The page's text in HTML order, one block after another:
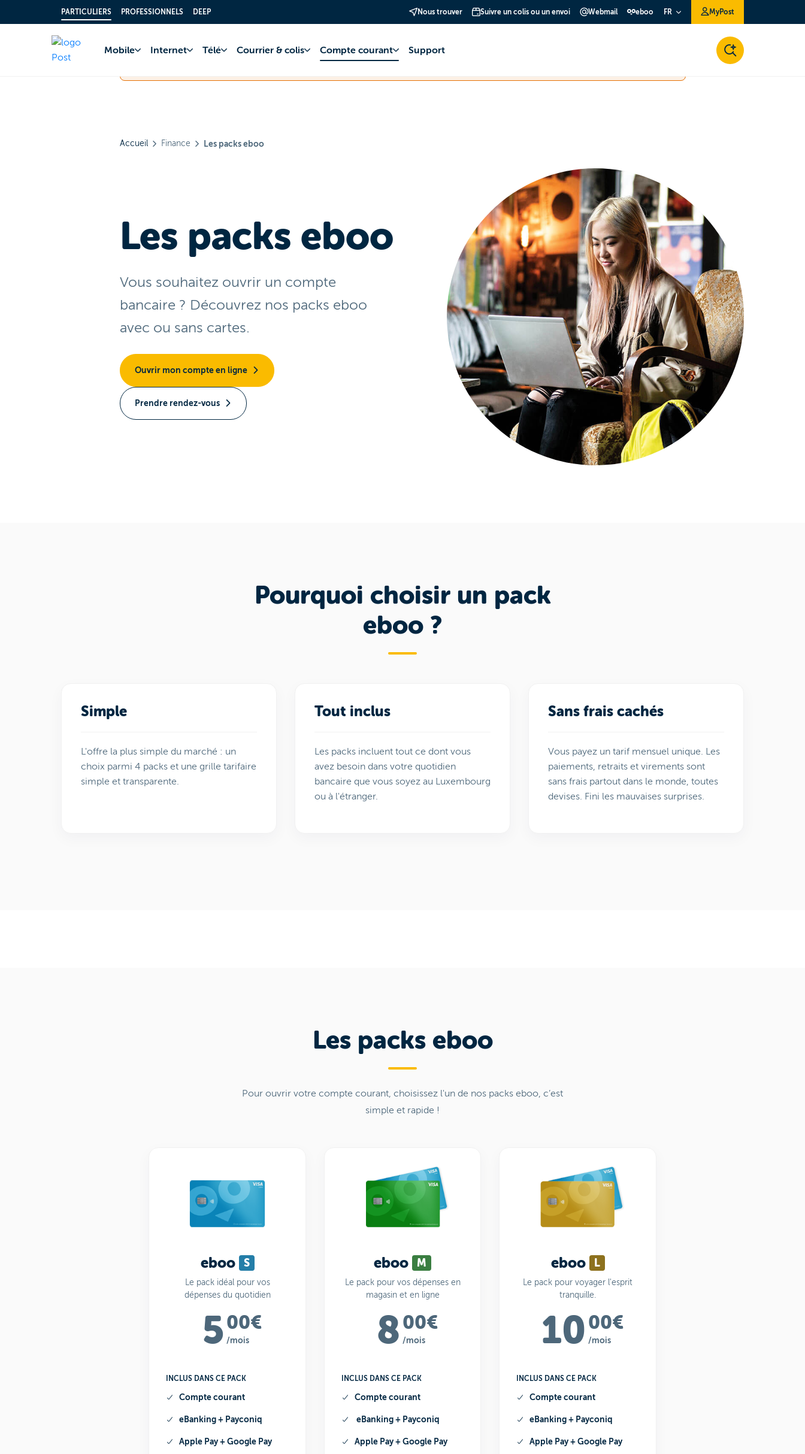
PARTICULIERS PROFESSIONNELS DEEP Nous trouver Suivre un colis ou un envoi Webmail eboo FR MyPost
Mobile Internet Télé Courrier & colis Compte courant Support
POST Finance – Une mise à jour de l'app eboo est désormais disponible dans les stores Apple et Google pour palier à certaines
anomalies d'affichage. Merci pour votre patience et compréhension.
Accueil Finance Les packs eboo
Les packs eboo
Vous souhaitez ouvrir un compte
bancaire ? Découvrez nos packs eboo
avec ou sans cartes.
Ouvrir mon compte en ligne
Prendre rendez-vous
Pourquoi choisir un pack
eboo ?
Simple
L'offre la plus simple du marché : un
choix parmi 4 packs et une grille tarifaire
simple et transparente.
Tout inclus
Les packs incluent tout ce dont vous
avez besoin dans votre quotidien
bancaire que vous soyez au Luxembourg
ou à l'étranger.
Sans frais cachés
Vous payez un tarif mensuel unique. Les
paiements, retraits et virements sont
sans frais partout dans le monde, toutes
devises. Fini les mauvaises surprises.
Les packs eboo
Pour ouvrir votre compte courant, choisissez l'un de nos packs eboo, c’est
simple et rapide !
eboo S
Le pack idéal pour vos
dépenses du quotidien
500€
/mois
INCLUS DANS CE PACK
Compte courant
eBanking + Payconiq
Apple Pay + Google Pay
eboo M
Le pack pour vos dépenses en
magasin et en ligne
800€
/mois
INCLUS DANS CE PACK
Compte courant
eBanking + Payconiq
Apple Pay + Google Pay
eboo L
Le pack pour voyager l'esprit
tranquille.
1000€
/mois
INCLUS DANS CE PACK
Compte courant
eBanking + Payconiq
Apple Pay + Google Pay